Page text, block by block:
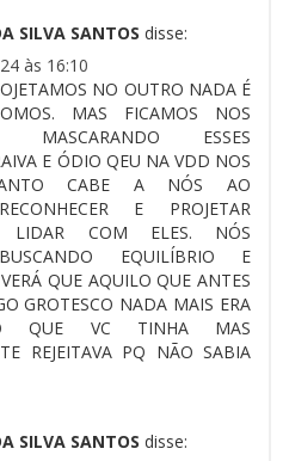
SILVA SANTOS disse:
às 16:10
NO OUTRO NADA É
MAS FICAMOS NOS
ESSES
E ÓDIO QEU NA VDD NOS
CABE A NÓS AO
E PROJETAR
LIDAR COM ELES. NÓS
EQUILÍBRIO E
QUE AQUILO QUE ANTES
GROTESCO NADA MAIS ERA
QUE VC TINHA MAS
REJEITAVA PQ NÃO SABIA
SILVA SANTOS disse: